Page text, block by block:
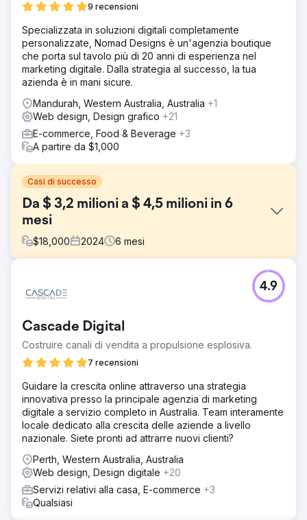
9 recensioni
Specializzata in soluzioni digitali completamente
personalizzate, Nomad Designs è un'agenzia boutique
che porta sul tavolo più di 20 anni di esperienza nel
marketing digitale. Dalla strategia al successo, la tua
azienda è in mani sicure.
Mandurah, Western Australia, Australia +1
Web design, Design grafico +21
E-commerce, Food & Beverage +3
A partire da $1,000
Casi di successo
Da $ 3,2 milioni a $ 4,5 milioni in 6
mesi
$18,000 2024 6 mesi
Velocity Home Lifts ha dovuto affrontare vendite stagnanti
nonostante offrisse prodotti premium. Il loro sito web
utente confusa e non comunicava in modo efficace il
valore dei loro ascensori. Inoltre, l'assenza di una
strategia di marketing mirata e le scarse prestazioni SEO
hanno reso difficile raggiungere potenziali clienti, in
particolare architetti, che erano fondamentali per la
crescita della loro attività.
Soluzione
Abbiamo rinnovato il sito web concentrandoci
sull'esperienza utente, messaggi chiari e immagini
accattivanti per evidenziare il valore unico di Velocity
Home Lifts. È stata implementata una strategia di marketing
digitale mirata, che includeva ottimizzazione SEO e
contenuti su misura per gli architetti. Abbiamo anche
introdotto strumenti di lead generation e semplificato il
Cascade Digital
Costruire canali di vendita a propulsione esplosiva.
7 recensioni
4.9
Guidare la crescita online attraverso una strategia
innovativa presso la principale agenzia di marketing
digitale a servizio completo in Australia. Team interamente
locale dedicato alla crescita delle aziende a livello
nazionale. Siete pronti ad attrarre nuovi clienti?
Perth, Western Australia, Australia
Web design, Design digitale +20
Servizi relativi alla casa, E-commerce +3
Qualsiasi